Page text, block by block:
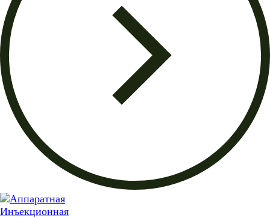
Инъекционная